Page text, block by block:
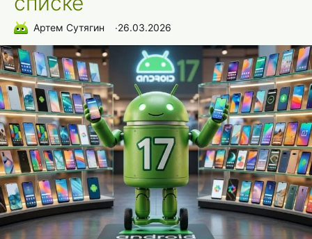
Артем Сутягин ∙26.03.2026